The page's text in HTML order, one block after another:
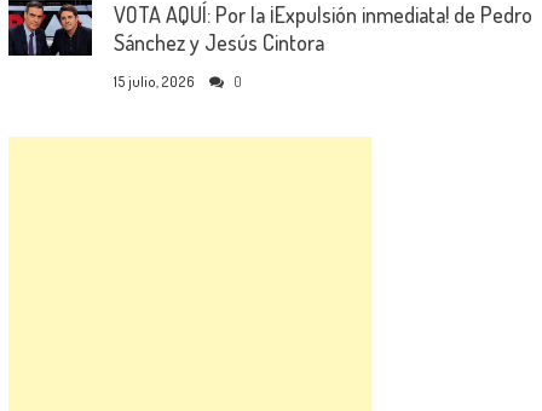
VOTA AQUÍ: Por la ¡Expulsión inmediata! de Pedro
Sánchez y Jesús Cintora
15 julio, 2026 0